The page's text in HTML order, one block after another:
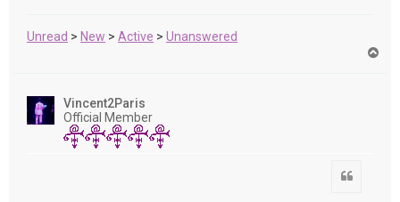
Unread > New > Active > Unanswered
Vincent2Paris
Official Member